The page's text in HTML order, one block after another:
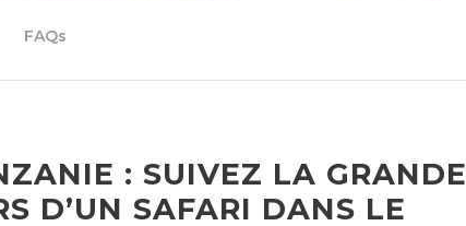
FAQs
: SUIVEZ LA GRANDE
D’UN SAFARI DANS LE